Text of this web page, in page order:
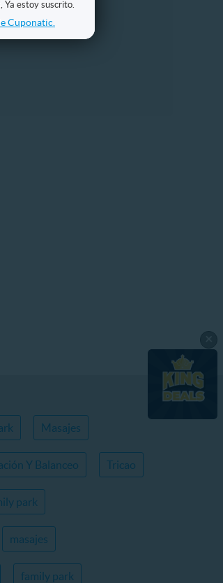
Ya estoy suscrito.
Cuponatic.
Masajes
Y Balanceo Tricao
park
masajes
family park